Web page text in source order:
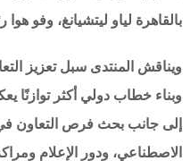
بالقاهرة لياو ليتشيانغ، وفو
ويناقش المنتدى سبل تعزيز
وبناء خطاب دولي أكثر توازنًا
إلى جانب بحث فرص التعاون
الاصطناعي، ودور الإعلام